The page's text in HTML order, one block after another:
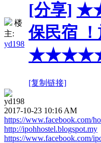
楼
主:
yd198
[分享]
保民宿
[复制链接]
yd198
2017-10-23 10:16 AM
https://www.facebook.com/
http://ipohhostel.blogspot.my
https://www.facebook.com/